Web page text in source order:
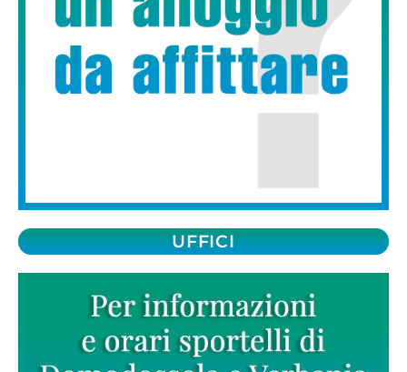
UFFICI